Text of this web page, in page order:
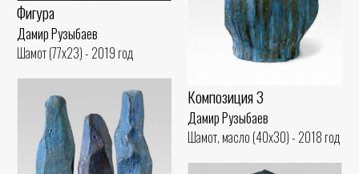
Фигура
Дамир Рузыбаев
Шамот (77x23) - 2019 год
Композиция 3
Дамир Рузыбаев
Шамот, масло (40x30) - 2018 год